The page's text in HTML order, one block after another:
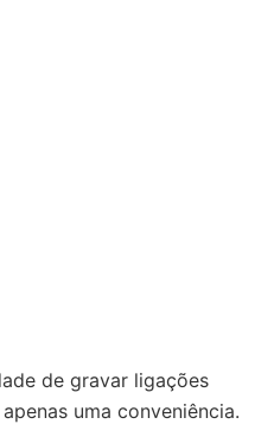
de gravar ligações
uma conveniência.